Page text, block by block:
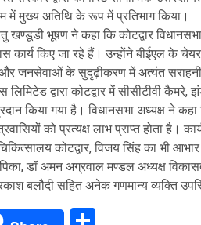
में मुख्य अतिथि के रूप में प्रतिभाग किया।
भूषण ने कहा कि कोटद्वार विधानसभा
कार्य किए जा रहे हैं। उन्होंने बीईएल के
और जनसेवाओं के सुदृढ़ीकरण में अत्यंत
लिमिटेड द्वारा कोटद्वार में सीसीटीवी
किया गया है। विधानसभा अध्यक्ष ने
को प्रत्यक्ष लाभ प्राप्त होता है।
कोटद्वार, विजय सिंह का भी
डॉ अमन अग्रवाल मण्डल अध्यक्ष
बलौदी सहित अनेक गणमान्य व्यक्ति